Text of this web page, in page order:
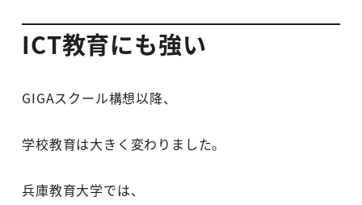
ICT教育にも強い
GIGAスクール構想以降、
学校教育は大きく変わりました。
兵庫教育大学では、